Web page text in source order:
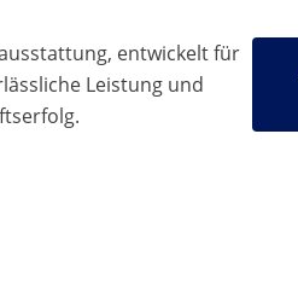
entwickelt für
Leistung und